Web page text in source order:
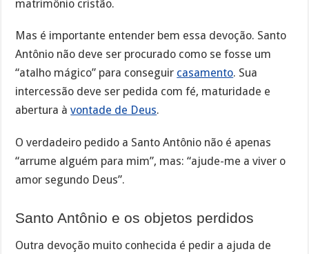
matrimônio cristão.
Mas é importante entender bem essa devoção. Santo
Antônio não deve ser procurado como se fosse um
“atalho mágico” para conseguir casamento. Sua
intercessão deve ser pedida com fé, maturidade e
abertura àvontade de Deus.
O verdadeiro pedido a Santo Antônio não é apenas
“arrume alguém para mim”, mas: “ajude-me a viver o
amor segundo Deus”.
Santo Antônio e os objetos perdidos
Outra devoção muito conhecida é pedir a ajuda de